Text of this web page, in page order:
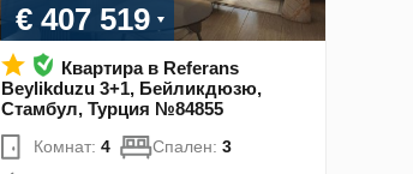
€ 407 519
Квартира в Referans
Beylikduzu 3+1, Бейликдюзю,
Стамбул, Турция №84855
Комнат: 4 Спален: 3